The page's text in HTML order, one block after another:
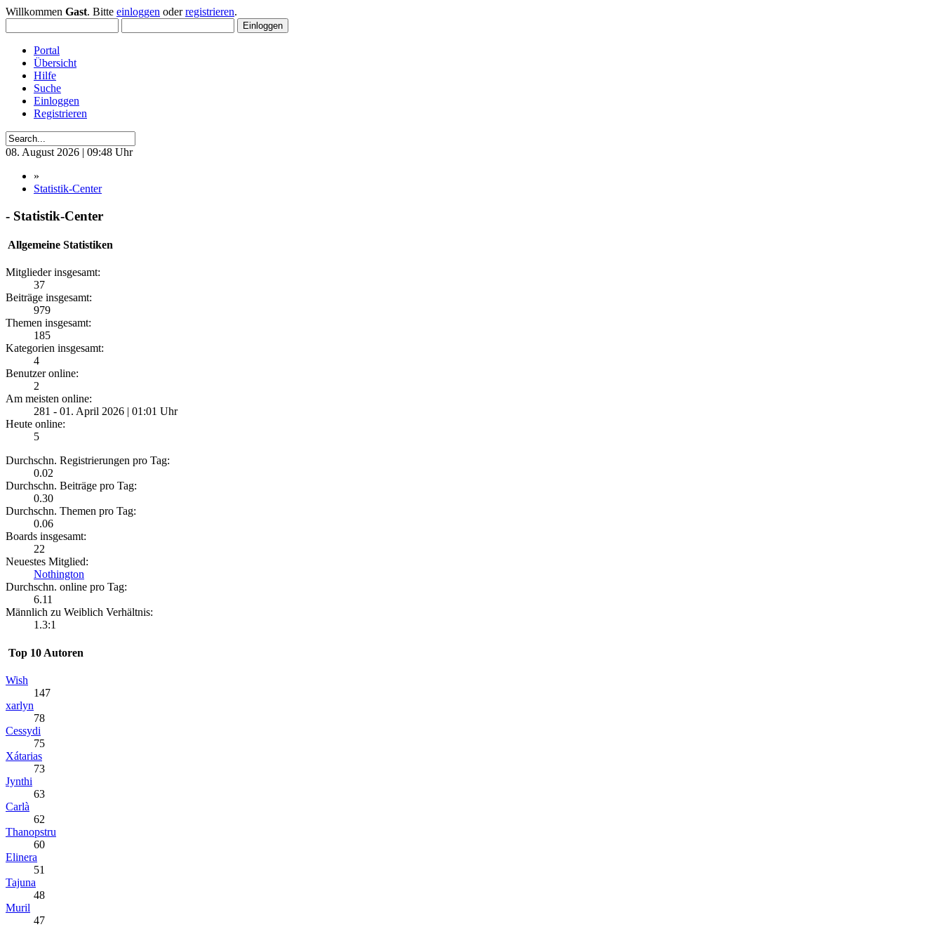
Willkommen Gast. Bitte einloggen oderregistrieren.
Portal
Übersicht
Hilfe
Suche
Einloggen
Registrieren
08. August 2026 | 09:48 Uhr
»
Statistik-Center
- Statistik-Center
Allgemeine Statistiken
Mitglieder insgesamt:
37
Beiträge insgesamt:
979
Themen insgesamt:
185
Kategorien insgesamt:
4
Benutzer online:
2
Am meisten online:
281 - 01. April 2026 | 01:01 Uhr
Heute online:
5
Durchschn. Registrierungen pro Tag:
0.02
Durchschn. Beiträge pro Tag:
0.30
Durchschn. Themen pro Tag:
0.06
Boards insgesamt:
22
Neuestes Mitglied:
Nothington
Durchschn. online pro Tag:
6.11
Männlich zu Weiblich Verhältnis:
1.3:1
Top 10 Autoren
Wish
147
xarlyn
78
Cessydi
75
Xátarias
73
Jynthi
63
Carlà
62
Thanopstru
60
Elinera
51
Tajuna
48
Muril
47